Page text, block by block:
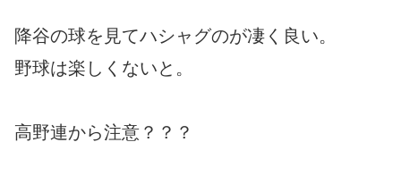
降谷の球を見てハシャグのが凄く良い。
野球は楽しくないと。
高野連から注意？？？